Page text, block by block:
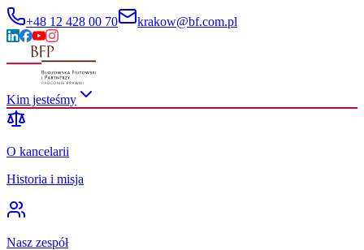
+48 12 428 00 70 krakow@bf.com.pl
Kim jesteśmy
O kancelarii
Historia i misja
Nasz zespół